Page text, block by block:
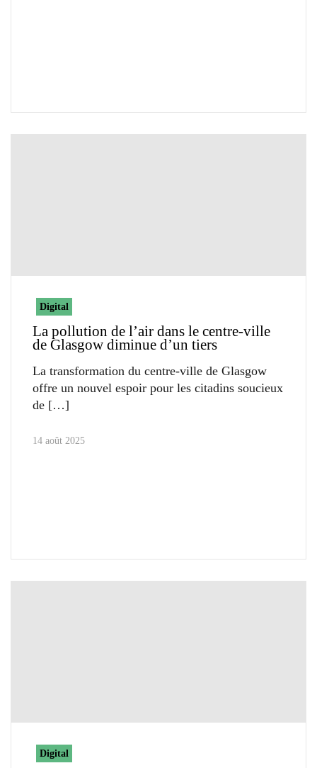
Digital
La pollution de l’air dans le centre-ville
de Glasgow diminue d’un tiers
La transformation du centre-ville de Glasgow
offre un nouvel espoir pour les citadins soucieux
de
14 août 2025
Digital